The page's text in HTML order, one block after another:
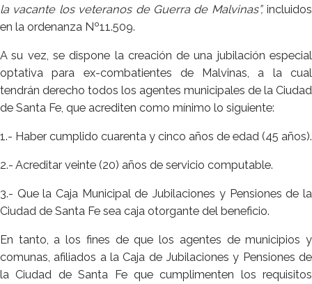
la vacante los veteranos de Guerra de Malvinas”,incluidos
en la ordenanza Nº11.509.
A su vez, se dispone la creación de una jubilación especial
optativa para ex-combatientes de Malvinas, a la cual
tendrán derecho todos los agentes municipales de la Ciudad
de Santa Fe, que acrediten como mínimo lo siguiente:
1.- Haber cumplido cuarenta y cinco años de edad (45 años).
2.- Acreditar veinte (20) años de servicio computable.
3.- Que la Caja Municipal de Jubilaciones y Pensiones de la
Ciudad de Santa Fe sea caja otorgante del beneficio.
En tanto, a los fines de que los agentes de municipios y
comunas, afiliados a la Caja de Jubilaciones y Pensiones de
la Ciudad de Santa Fe que cumplimenten los requisitos